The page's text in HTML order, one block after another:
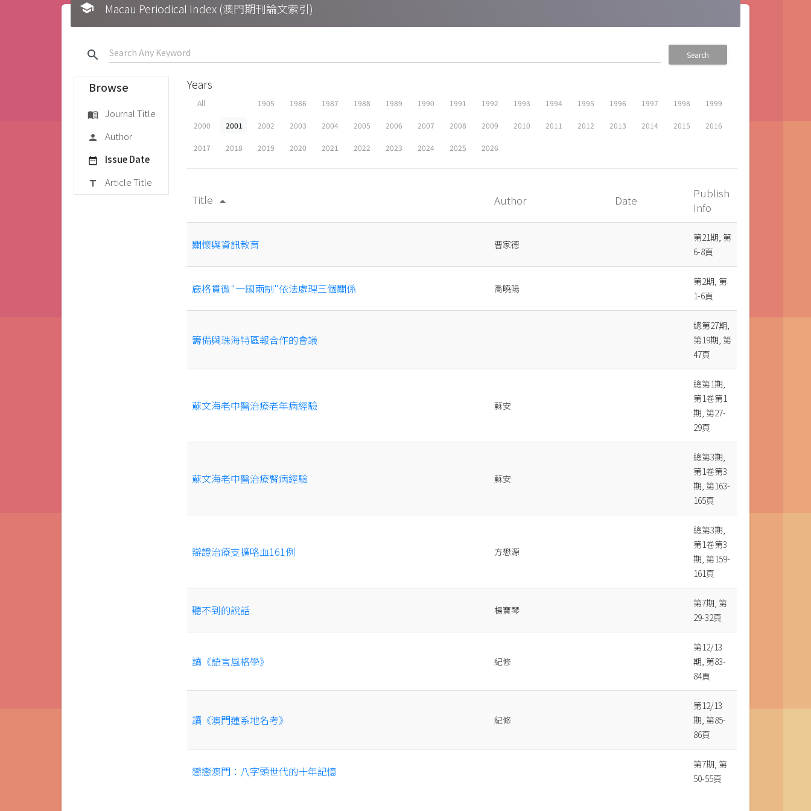
school Macau Periodical Index (澳門期刊論文索引)
search Search
Browse
menu_book Journal Title
person Author
date_range Issue Date
title Article Title
Years
All 1905 1986 1987 1988 1989 1990 1991 1992 1993 1994 1995 1996 1997 1998 1999
2000 2001 2002 2003 2004 2005 2006 2007 2008 2009 2010 2011 2012 2013 2014 2015 2016
2017 2018 2019 2020 2021 2022 2023 2024 2025 2026
Title arrow_drop_up Author Date
Publish
Info
關懷與資訊教育 曹家德
第21期, 第
6-8頁
嚴格貫徹"一國兩制"依法處理三個關係 喬曉陽
第2期, 第
1-6頁
籌備與珠海特區報合作的會議
總第27期,
第19期, 第
47頁
蘇文海老中醫治療老年病經驗 蘇安
總第1期,
第1卷第1
期, 第27-
29頁
蘇文海老中醫治療腎病經驗 蘇安
總第3期,
第1卷第3
期, 第163-
165頁
辯證治療支擴咯血161例 方懋源
總第3期,
第1卷第3
期, 第159-
161頁
聽不到的說話 楊寶琴
第7期, 第
29-32頁
讀《語言風格學》 紀修
第12/13
期, 第83-
84頁
讀《澳門蓮系地名考》 紀修
第12/13
期, 第85-
86頁
戀戀澳門：八字頭世代的十年記憶
第7期, 第
50-55頁